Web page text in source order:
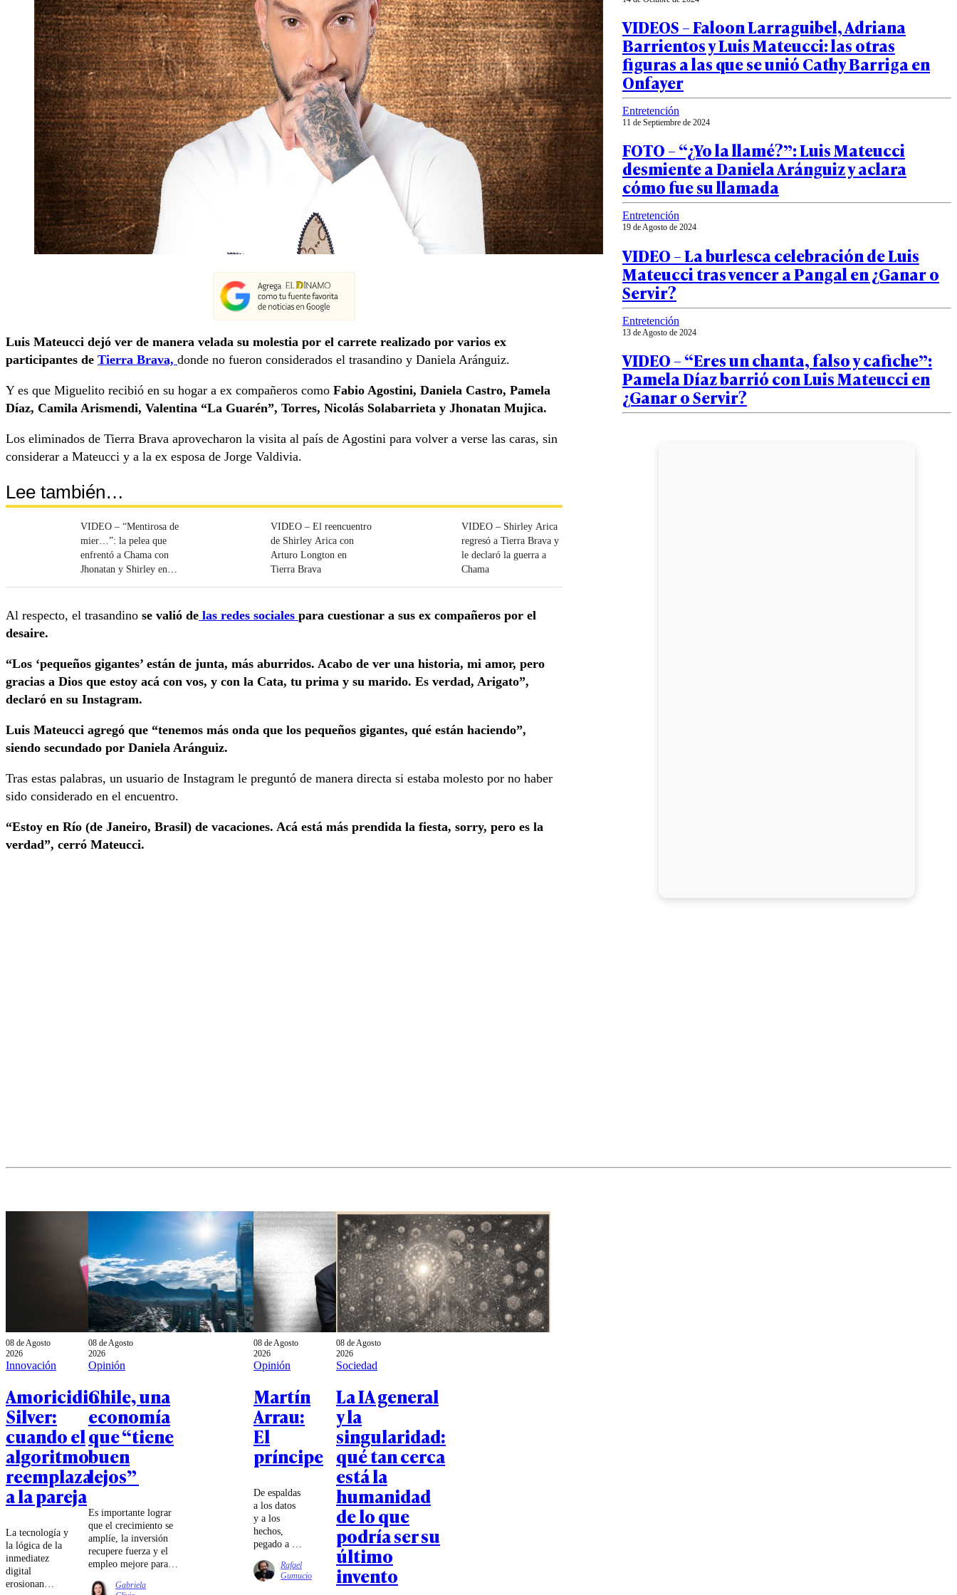
Luis Mateucci dejó ver de manera velada su molestia por el carrete realizado por varios ex
participantes de Tierra Brava, donde no fueron considerados el trasandino y Daniela Aránguiz.
Y es que Miguelito recibió en su hogar a ex compañeros como Fabio Agostini, Daniela Castro, Pamela
Díaz, Camila Arismendi, Valentina “La Guarén”, Torres, Nicolás Solabarrieta y Jhonatan Mujica.
Los eliminados de Tierra Brava aprovecharon la visita al país de Agostini para volver a verse las caras, sin
considerar a Mateucci y a la ex esposa de Jorge Valdivia.
Lee también…
VIDEO – “Mentirosa de
mier…”: la pelea que
enfrentó a Chama con
Jhonatan y Shirley en
VIDEO – El reencuentro
de Shirley Arica con
Arturo Longton en
Tierra Brava
VIDEO – Shirley Arica
regresó a Tierra Brava y
le declaró la guerra a
Chama
Al respecto, el trasandino se valió de las redes sociales para cuestionar a sus ex compañeros por el
desaire.
“Los ‘pequeños gigantes’ están de junta, más aburridos. Acabo de ver una historia, mi amor, pero
gracias a Dios que estoy acá con vos, y con la Cata, tu prima y su marido. Es verdad, Arigato”,
declaró en su Instagram.
Luis Mateucci agregó que “tenemos más onda que los pequeños gigantes, qué están haciendo”,
siendo secundado por Daniela Aránguiz.
Tras estas palabras, un usuario de Instagram le preguntó de manera directa si estaba molesto por no haber
sido considerado en el encuentro.
“Estoy en Río (de Janeiro, Brasil) de vacaciones. Acá está más prendida la fiesta, sorry, pero es la
verdad”, cerró Mateucci.
VIDEOS – Faloon Larraguibel, Adriana
Barrientos y Luis Mateucci: las otras
figuras a las que se unió Cathy Barriga en
Onfayer
Entretención
11 de Septiembre de 2024
FOTO – “¿Yo la llamé?”: Luis Mateucci
desmiente a Daniela Aránguiz y aclara
cómo fue su llamada
Entretención
19 de Agosto de 2024
VIDEO – La burlesca celebración de Luis
Mateucci tras vencer a Pangal en ¿Ganar o
Servir?
Entretención
13 de Agosto de 2024
VIDEO – “Eres un chanta, falso y cafiche”:
Pamela Díaz barrió con Luis Mateucci en
¿Ganar o Servir?
08 de Agosto
2026
Innovación
Amoricidio
Silver:
cuando el
algoritmo
reemplaza
a la pareja
La tecnología y
la lógica de la
inmediatez
digital
erosionan
08 de Agosto
2026
Opinión
Chile, una
economía
que “tiene
buen
lejos”
Es importante lograr
que el crecimiento se
amplíe, la inversión
recupere fuerza y el
empleo mejore para
entre la macroeconomía
Gabriela
08 de Agosto
2026
Opinión
Martín
Arrau:
El
príncipe
De espaldas
a los datos
y a los
hechos,
pegado a la
Chile pide
eficiencia,
Rafael
Gumucio
08 de Agosto
2026
Sociedad
La IA general
y la
singularidad:
qué tan cerca
está la
humanidad
de lo que
podría ser su
último
invento